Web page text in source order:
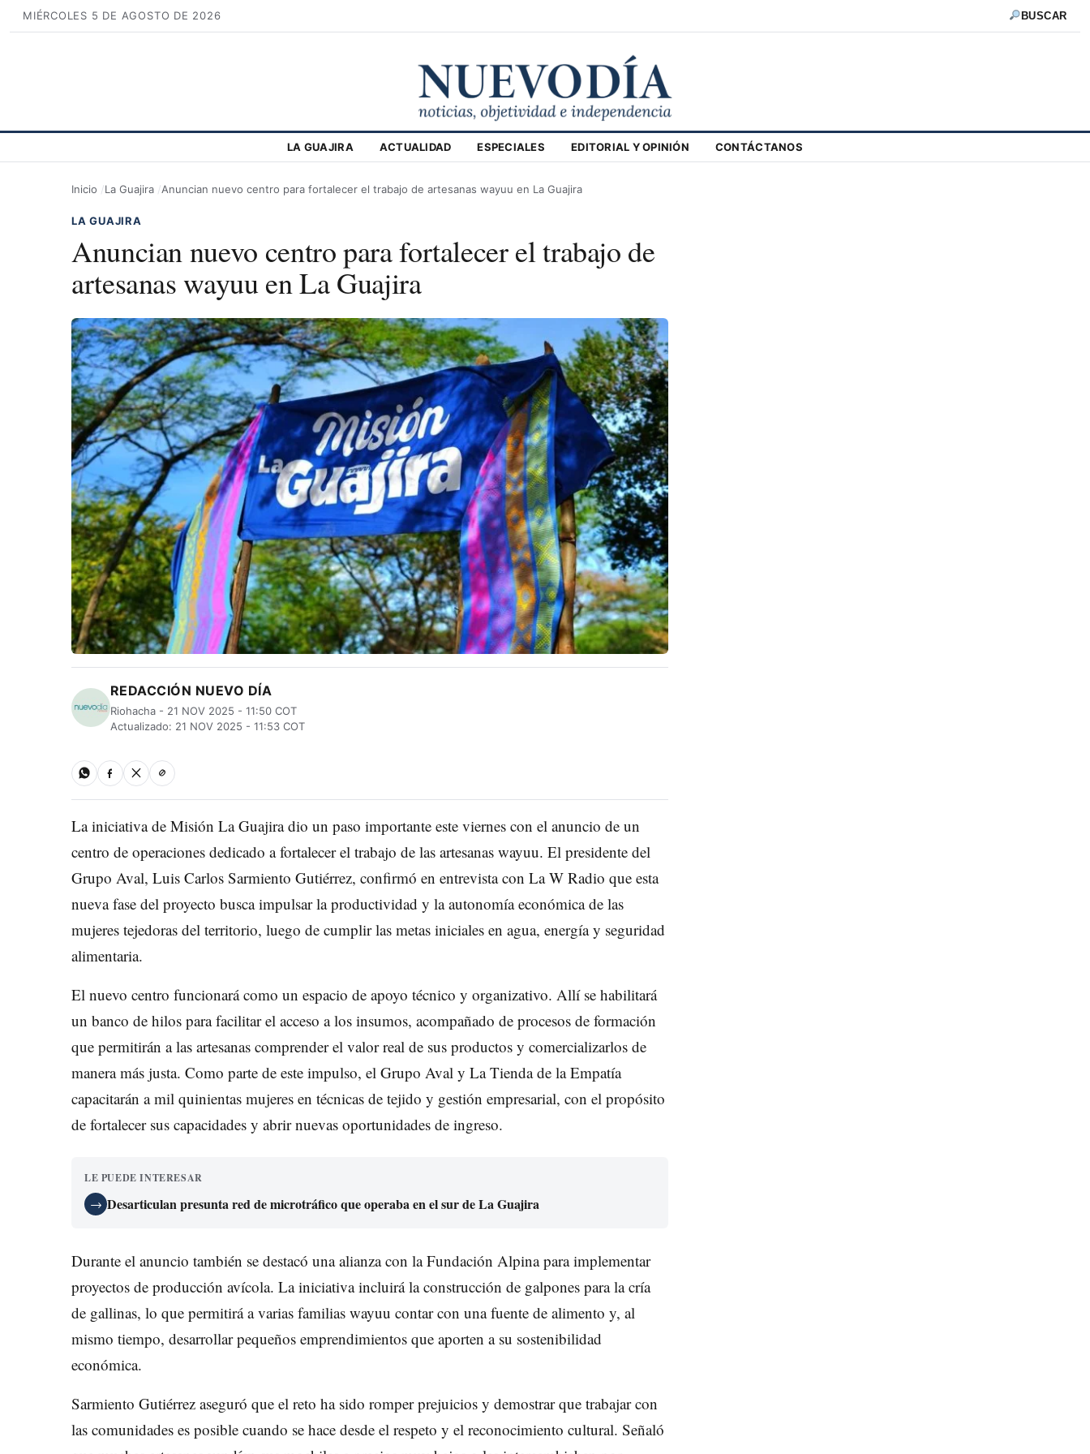
MIÉRCOLES 5 DE AGOSTO DE 2026 BUSCAR
LA GUAJIRA ACTUALIDAD ESPECIALES EDITORIAL Y OPINIÓN CONTÁCTANOS
Inicio La Guajira Anuncian nuevo centro para fortalecer el trabajo de artesanas wayuu en La Guajira
LA GUAJIRA
Anuncian nuevo centro para fortalecer el trabajo de
artesanas wayuu en La Guajira
REDACCIÓN NUEVO DÍA
Riohacha - 21 NOV 2025 - 11:50 COT
Actualizado: 21 NOV 2025 - 11:53 COT
La iniciativa de Misión La Guajira dio un paso importante este viernes con el anuncio de un
centro de operaciones dedicado a fortalecer el trabajo de las artesanas wayuu. El presidente del
Grupo Aval, Luis Carlos Sarmiento Gutiérrez, confirmó en entrevista con La W Radio que esta
nueva fase del proyecto busca impulsar la productividad y la autonomía económica de las
mujeres tejedoras del territorio, luego de cumplir las metas iniciales en agua, energía y seguridad
alimentaria.
El nuevo centro funcionará como un espacio de apoyo técnico y organizativo. Allí se habilitará
un banco de hilos para facilitar el acceso a los insumos, acompañado de procesos de formación
que permitirán a las artesanas comprender el valor real de sus productos y comercializarlos de
manera más justa. Como parte de este impulso, el Grupo Aval y La Tienda de la Empatía
capacitarán a mil quinientas mujeres en técnicas de tejido y gestión empresarial, con el propósito
de fortalecer sus capacidades y abrir nuevas oportunidades de ingreso.
LE PUEDE INTERESAR
→ Desarticulan presunta red de microtráfico que operaba en el sur de La Guajira
Durante el anuncio también se destacó una alianza con la Fundación Alpina para implementar
proyectos de producción avícola. La iniciativa incluirá la construcción de galpones para la cría
de gallinas, lo que permitirá a varias familias wayuu contar con una fuente de alimento y, al
mismo tiempo, desarrollar pequeños emprendimientos que aporten a su sostenibilidad
económica.
Sarmiento Gutiérrez aseguró que el reto ha sido romper prejuicios y demostrar que trabajar con
las comunidades es posible cuando se hace desde el respeto y el reconocimiento cultural. Señaló